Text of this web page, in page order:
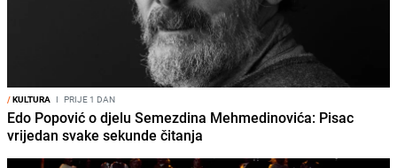
/KULTURA I PRIJE 1 DAN
Edo Popović o djelu Semezdina Mehmedinovića: Pisac
vrijedan svake sekunde čitanja